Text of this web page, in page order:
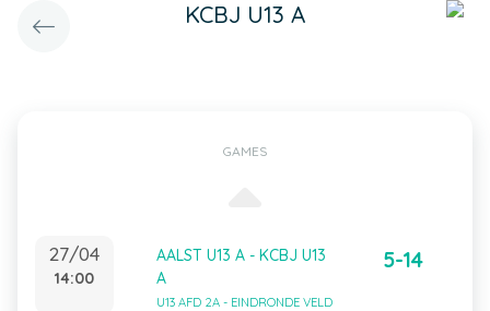
KCBJ U13 A
GAMES
27/04
14:00
AALST U13 A - KCBJ U13
A
U13 AFD 2A - EINDRONDE VELD
5-14